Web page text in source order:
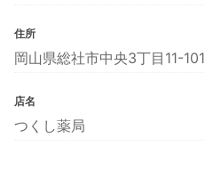
住所
岡山県総社市中央3丁目11-101
店名
つくし薬局